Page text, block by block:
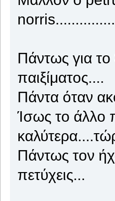
Πάντως για
παιξίματος....
Πάντα όταν
Ίσως το άλλο
Πάντως τον
πετύχεις...